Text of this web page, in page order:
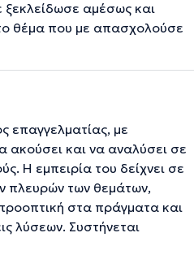
αμέσως και
θέμα που με απασχολούσε
επαγγελματίας, με
ακούσει και να αναλύσει σε
Η εμπειρία του δείχνει σε
πλευρών των θεμάτων,
στα πράγματα και
λύσεων. Συστήνεται